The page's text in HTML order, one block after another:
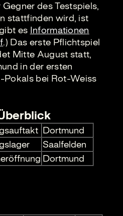
des Testspiels,
stattfinden wird, ist
es Informationen
.) Das erste Pflichtspiel
Mitte August statt,
in der ersten
Pokals bei Rot-Weiss
Dortmund
Saalfelden
Dortmund